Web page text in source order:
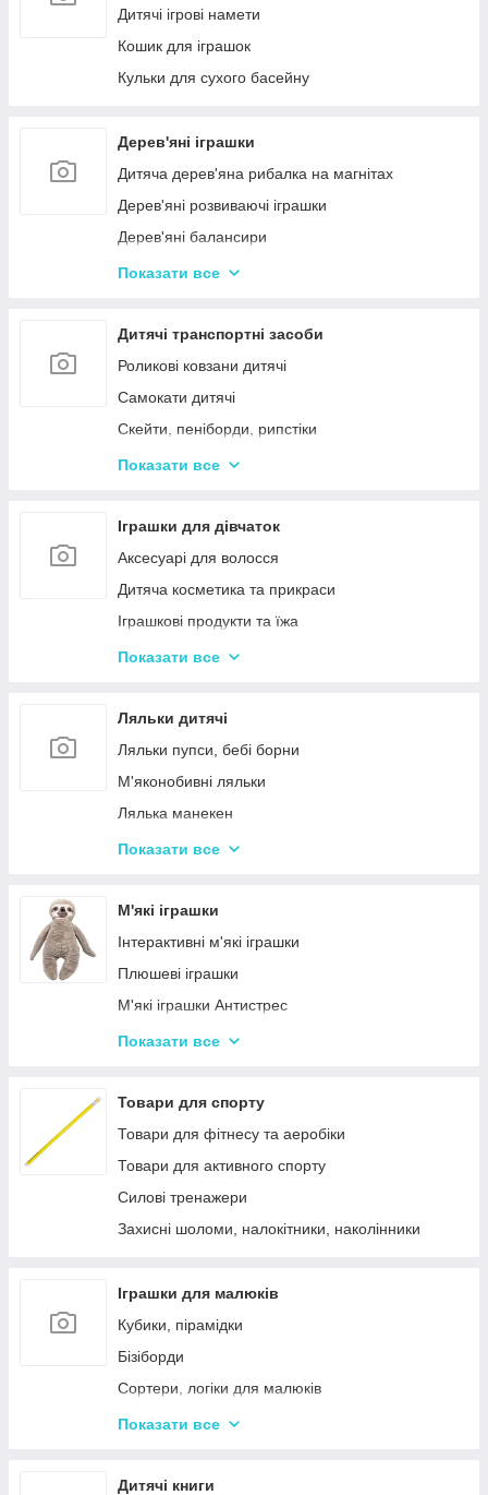
Дитячі ігрові намети
Кошик для іграшок
Кульки для сухого басейну
Дерев'яні іграшки
Дитяча дерев'яна рибалка на магнітах
Дерев'яні розвиваючі іграшки
Дерев'яні балансири
Дерев'яні пазли для дорослих
Дерев'яні іграшки-лабіринти
Дерев'яні іграшкові кубики, пірамідки
Дерев'яні іграшки-шнурівки
Дерев'яні дитячі конструктори
Різні дерев'яні іграшки
Показати все
Дитячі транспортні засоби
Роликові ковзани дитячі
Самокати дитячі
Скейти, пеніборди, рипстіки
Каталки та толокари
Показати все
Іграшки для дівчаток
Аксесуарі для волосся
Дитяча косметика та прикраси
Іграшкові продукти та їжа
Іграшковий посуд
Дитячі ігрові набори для прибирання
Дитячі рольові набори лікаря
Дитячий ігровий набір кухня
Дитячий ігровий магазин, касса
Іграшковий салон краси, трюмо
Показати все
Ляльки дитячі
Ляльки пупси, бебі борни
М'яконобивні ляльки
Лялька манекен
Барбі та схожі ляльки
Лялькові будиночки
Візочки для ляльок
Ліжечка для ляльок
Одяг та аксесуари для Ляльок
Показати все
М'які іграшки
Інтерактивні м'які іграшки
Плюшеві іграшки
М'які іграшки Антистрес
Іграшки для лялькового театру
Показати все
Товари для спорту
Товари для фітнесу та аеробіки
Товари для активного спорту
Силові тренажери
Захисні шоломи, налокітники, наколінники
Іграшки для малюків
Кубики, пірамідки
Бізіборди
Сортери, логіки для малюків
Іграшки з музичними ефектами
Машинки іграшкові для дітей
Показати все
Дитячі книги